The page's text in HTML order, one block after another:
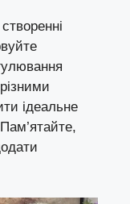
ідеальне